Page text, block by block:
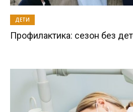
ДЕТИ
Профилактика: сезон без